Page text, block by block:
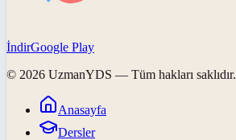
İndirGoogle Play
© 2026 UzmanYDS — Tüm hakları saklıdır.
Anasayfa
Dersler